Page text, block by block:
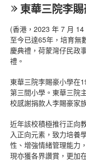
東華三院李
(香港，2023 年 7 月
至今已達65年，培育無
慶典禮，荷蒙灣仔民政
禮。
東華三院李賜豪小學在
第三間小學。東華三院
校感謝捐款人李賜豪家
近年該校積極推行正向
入正向元素，致力培養
性、增強情緒管理能力
現亦獲各界讚賞，更加